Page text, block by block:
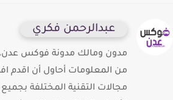
عبدالرحمن فكري
مدون ومالك مدونة فوكس عدن، في
من المعلومات أحاول أن اقدم
مجالات التقنية المختلفة بجميع